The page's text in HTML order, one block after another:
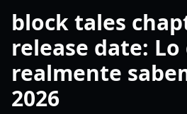
block tales
release date: Lo
realmente
2026